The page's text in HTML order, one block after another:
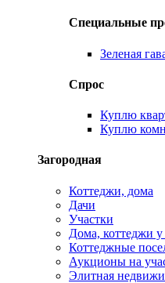
Специальные
Зеленая
Спрос
Куплю
Куплю
Загородная
Коттеджи, дома
Дачи
Участки
Дома, коттеджи у
Коттеджные
Аукционы на
Элитная